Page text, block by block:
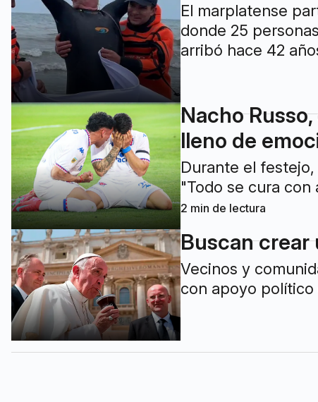
El marplatense
donde 25
arribó hace 42
Nacho
lleno de
Durante el
"Todo se cura con
2 min de lectura
Buscan crear
Vecinos y
con apoyo